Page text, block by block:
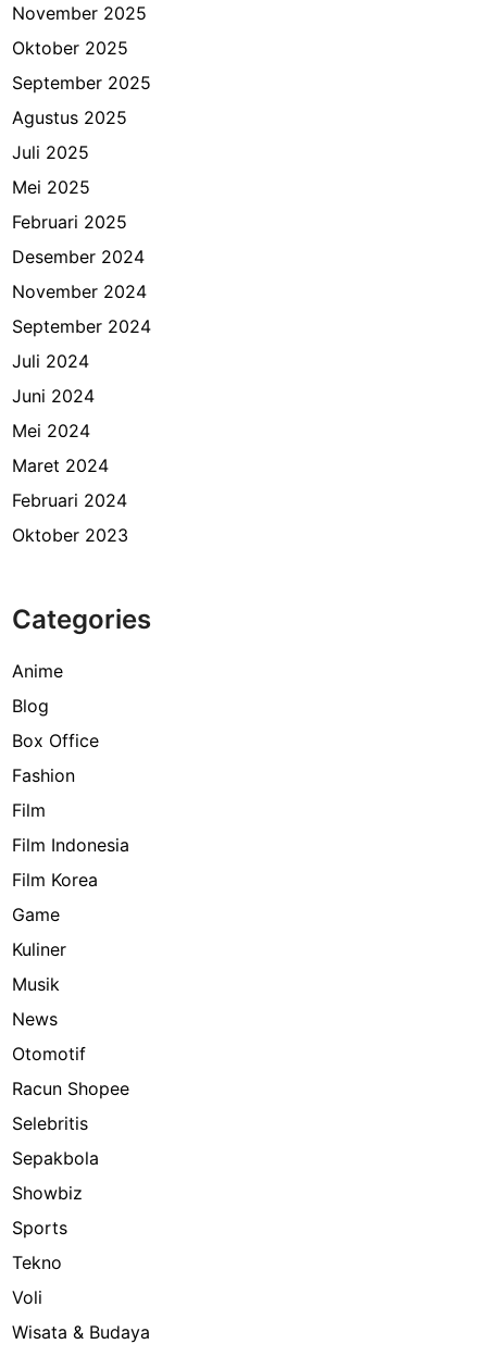
November 2025
Oktober 2025
September 2025
Agustus 2025
Juli 2025
Mei 2025
Februari 2025
Desember 2024
November 2024
September 2024
Juli 2024
Juni 2024
Mei 2024
Maret 2024
Februari 2024
Oktober 2023
Categories
Anime
Blog
Box Office
Fashion
Film
Film Indonesia
Film Korea
Game
Kuliner
Musik
News
Otomotif
Racun Shopee
Selebritis
Sepakbola
Showbiz
Sports
Tekno
Voli
Wisata & Budaya